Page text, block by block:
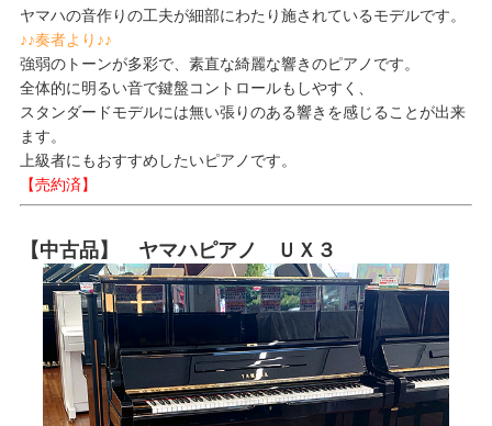
ヤマハの音作りの工夫が細部にわたり施されているモデルです。
♪♪奏者より♪♪
強弱のトーンが多彩で、素直な綺麗な響きのピアノです。
全体的に明るい音で鍵盤コントロールもしやすく、
スタンダードモデルには無い張りのある響きを感じることが出来
ます。
上級者にもおすすめしたいピアノです。
【売約済】
【中古品】 ヤマハピアノ ＵＸ３